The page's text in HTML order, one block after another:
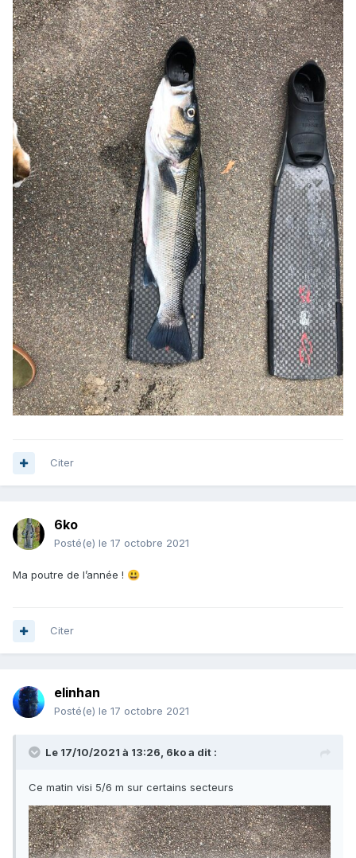
Citer
6ko
Posté(e) le 17 octobre 2021
Ma poutre de l’année ! 😃
Citer
elinhan
Posté(e) le 17 octobre 2021
Le 17/10/2021 à 13:26, 6koa dit :
Ce matin visi 5/6 m sur certains secteurs